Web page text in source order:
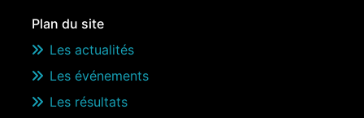
Plan du site
Les actualités
Les événements
Les résultats